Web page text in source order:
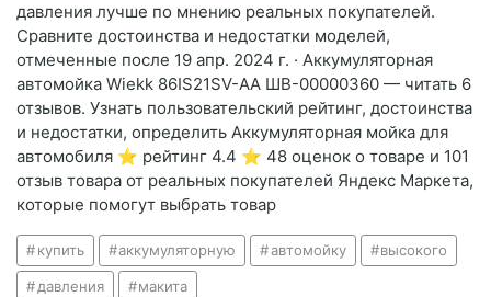
давления лучше по мнению реальных покупателей.
Сравните достоинства и недостатки моделей,
отмеченные после 19 апр. 2024 г. · Аккумуляторная
автомойка Wiekk 86IS21SV-AA ШВ-00000360 — читать 6
отзывов. Узнать пользовательский рейтинг, достоинства
и недостатки, определить Аккумуляторная мойка для
автомобиля ⭐️ рейтинг 4.4 ⭐️ 48 оценок о товаре и 101
отзыв товара от реальных покупателей Яндекс Маркета,
которые помогут выбрать товар
купить аккумуляторную автомойку высокого
давления макита